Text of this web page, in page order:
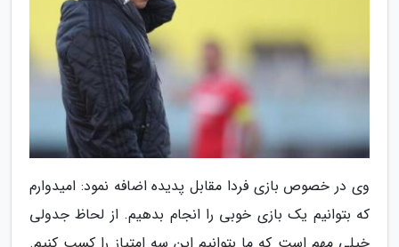
وی در خصوص بازی فردا مقابل پدیده اضافه نمود: امیدوارم
که بتوانیم یک بازی خوبی را انجام بدهیم. از لحاظ جدولی